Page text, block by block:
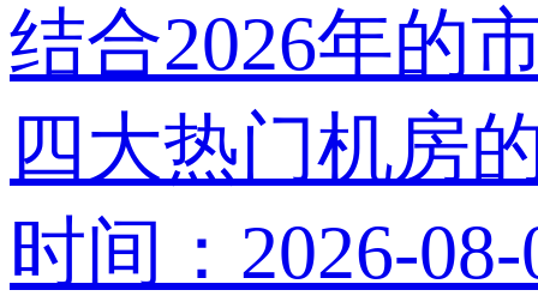
结合2026年的
四大热门机房
时间：2026-08-